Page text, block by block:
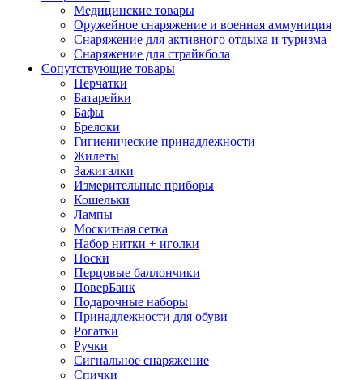
Медицинские товары
Оружейное снаряжение и военная аммуниция
Снаряжение для активного отдыха и туризма
Снаряжение для страйкбола
Сопутствующие товары
Перчатки
Батарейки
Бафы
Брелоки
Гигиенические принадлежности
Жилеты
Зажигалки
Измерительные приборы
Кошельки
Лампы
Москитная сетка
Набор нитки + иголки
Носки
Перцовые баллончики
ПоверБанк
Подарочные наборы
Принадлежности для обуви
Рогатки
Ручки
Сигнальное снаряжение
Спички